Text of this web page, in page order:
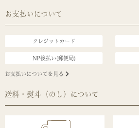
お支払いについて
クレジットカード
NP後払い(郵便局)
お支払いについてを見る
送料・熨斗（のし）について